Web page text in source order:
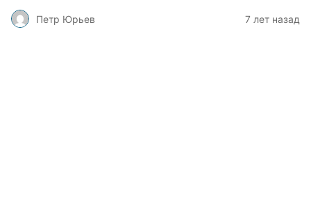
Петр Юрьев 7 лет назад